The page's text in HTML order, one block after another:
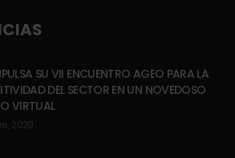
SU VII ENCUENTRO AGEO PARA LA
DEL SECTOR EN UN NOVEDOSO
VIRTUAL